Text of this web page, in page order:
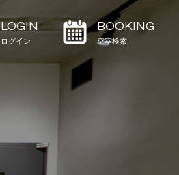
LOGIN
ログイン
BOOKING
空室検索